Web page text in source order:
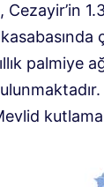
Cezayir’in
palmiye